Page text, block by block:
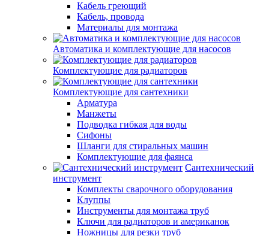
Кабель греющий
Кабель, провода
Материалы для монтажа
Автоматика и комплектующие для насосов
Комплектующие для радиаторов
Комплектующие для сантехники
Арматура
Манжеты
Подводка гибкая для воды
Сифоны
Шланги для стиральных машин
Комплектующие для фаянса
Сантехнический
инструмент
Комплекты сварочного оборудования
Клуппы
Инструменты для монтажа труб
Ключи для радиаторов и американок
Ножницы для резки труб